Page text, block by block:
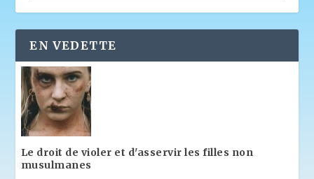
EN VEDETTE
Le droit de violer et d'asservir les filles non
musulmanes